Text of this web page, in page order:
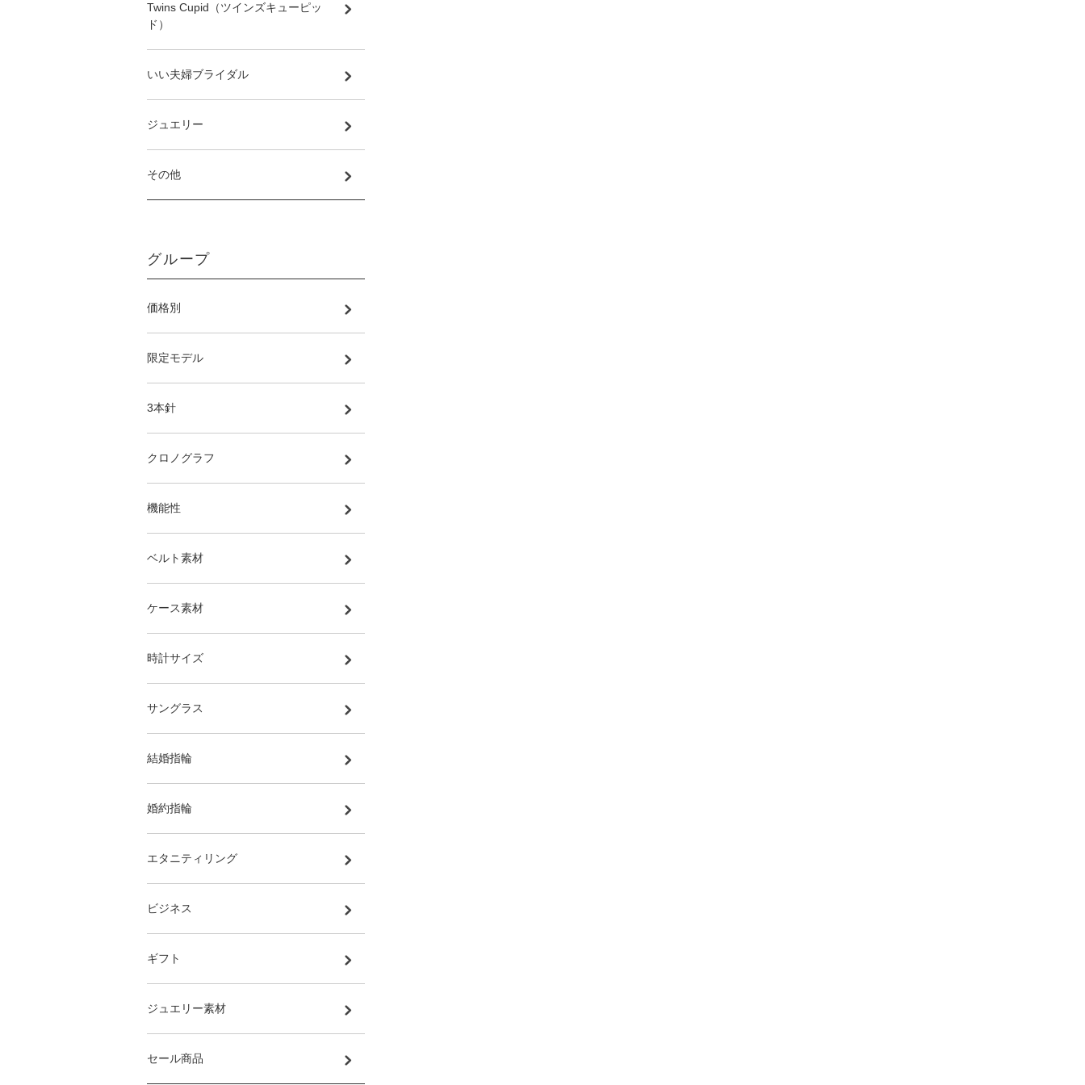
Twins Cupid（ツインズキューピッ
ド）
いい夫婦ブライダル
ジュエリー
その他
グループ
価格別
限定モデル
3本針
クロノグラフ
機能性
ベルト素材
ケース素材
時計サイズ
サングラス
結婚指輪
婚約指輪
エタニティリング
ビジネス
ギフト
ジュエリー素材
セール商品